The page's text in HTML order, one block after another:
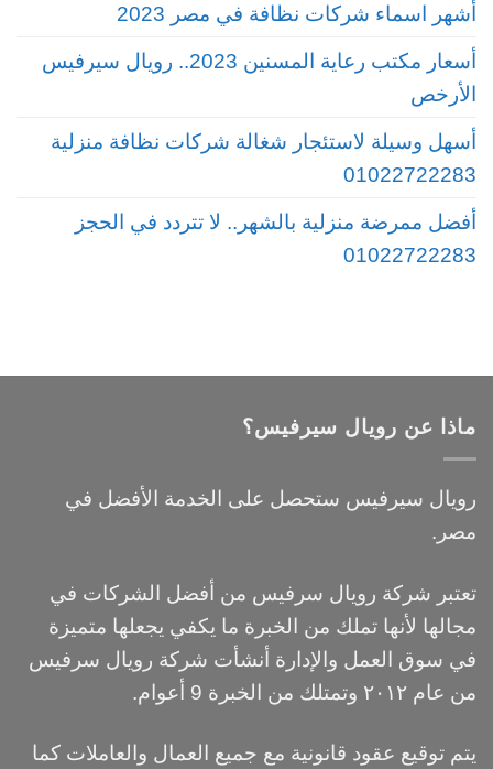
أشهر اسماء شركات نظافة في مصر 2023
أسعار مكتب رعاية المسنين 2023.. رويال سيرفيس
الأرخص
أسهل وسيلة لاستئجار شغالة شركات نظافة منزلية
01022722283
أفضل ممرضة منزلية بالشهر.. لا تتردد في الحجز
01022722283
ماذا عن رويال سيرفيس؟
رويال سيرفيس ستحصل على الخدمة الأفضل في
مصر.
تعتبر شركة رويال سرفيس من أفضل الشركات في
مجالها لأنها تملك من الخبرة ما يكفي يجعلها متميزة
في سوق العمل والإدارة أنشأت شركة رويال سرفيس
من عام ٢٠١٢ وتمتلك من الخبرة 9 أعوام.
يتم توقيع عقود قانونية مع جميع العمال والعاملات كما